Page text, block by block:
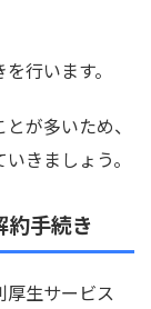
行います。
が多いため、
きましょう。
約手続き
厚生サービス